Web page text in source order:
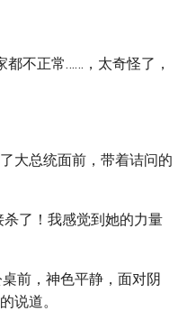
不正常……，太奇怪了，
大总统面前，带着诘问的
了！我感觉到她的力量
前，神色平静，面对阴
说道。